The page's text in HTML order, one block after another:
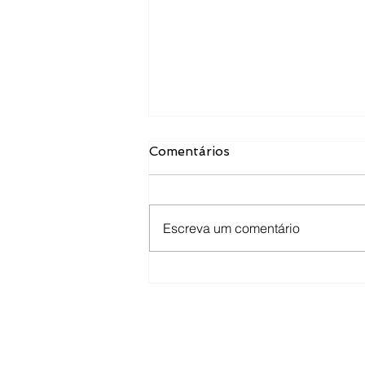
Comentários
Escreva um comentário